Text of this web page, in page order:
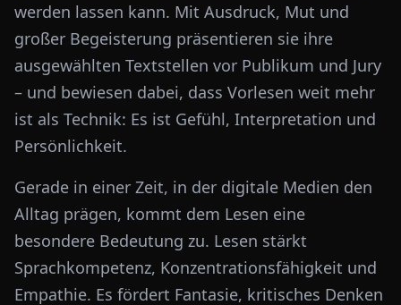
werden lassen kann. Mit Ausdruck, Mut und
großer Begeisterung präsentieren sie ihre
ausgewählten Textstellen vor Publikum und Jury
– und bewiesen dabei, dass Vorlesen weit mehr
ist als Technik: Es ist Gefühl, Interpretation und
Persönlichkeit.
Gerade in einer Zeit, in der digitale Medien den
Alltag prägen, kommt dem Lesen eine
besondere Bedeutung zu. Lesen stärkt
Sprachkompetenz, Konzentrationsfähigkeit und
Empathie. Es fördert Fantasie, kritisches Denken